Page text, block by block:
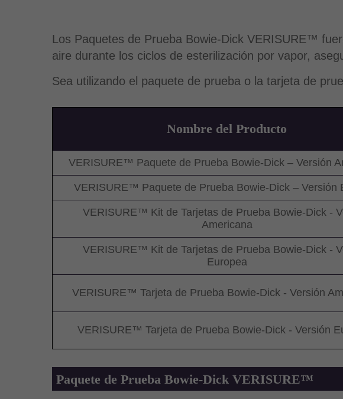
Los Paquetes de Prueba Bowie-Dick VERISURE™
aire durante los ciclos de esterilización por vapor,
Sea utilizando el paquete de prueba o la tarjeta de
Nombre del Producto
VERISURE™ Paquete de Prueba Bowie-Dick – Versión
VERISURE™ Paquete de Prueba Bowie-Dick – Versión
VERISURE™ Kit de Tarjetas de Prueba Bowie-Dick -
Americana
VERISURE™ Kit de Tarjetas de Prueba Bowie-Dick -
Europea
VERISURE™ Tarjeta de Prueba Bowie-Dick - Versión
VERISURE™ Tarjeta de Prueba Bowie-Dick - Versión
Paquete de Prueba Bowie-Dick VERISURE™